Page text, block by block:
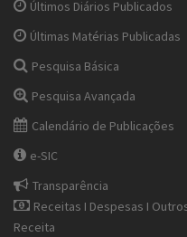
Últimos Diários Publicados
Últimas Matérias Publicadas
Pesquisa Básica
Pesquisa Avançada
Calendário de Publicações
e-SIC
Transparência
Receitas I Despesas I
Receita